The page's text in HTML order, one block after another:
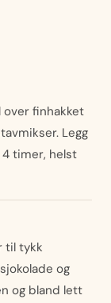
over finhakket
Legg
timer, helst
til tykk
og
og bland lett